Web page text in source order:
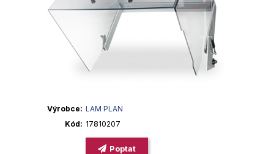
Výrobce
LAM PLAN
Kód
17810207
Poptat